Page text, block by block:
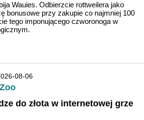
Wauies. Odbierzcie rottweilera jako
bonusowe przy zakupie co najmniej 100
tego imponującego czworonoga w
08-06
do złota w internetowej grze